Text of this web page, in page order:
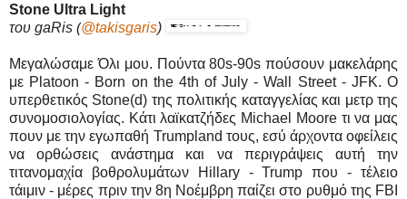
Stone Ultra Light
του gaRis (@takisgaris)
Μεγαλώσαμε Όλι μου. Πούντα 80s-90s πούσουν μακελάρης
με Platoon - Born on the 4th of July - Wall Street - JFK. O
υπερθετικός Stone(d) της πολιτικής καταγγελίας και μετρ της
συνομοσιολογίας. Κάτι λαϊκατζήδες Michael Moore τι να μας
πουν με την εγωπαθή Trumpland τους, εσύ άρχοντα οφείλεις
να ορθώσεις ανάστημα και να περιγράψεις αυτή την
τιτανομαχία βοθρολυμάτων Hillary - Trump που - τέλειο
τάιμιν - μέρες πριν την 8η Νοέμβρη παίζει στο ρυθμό της FBI